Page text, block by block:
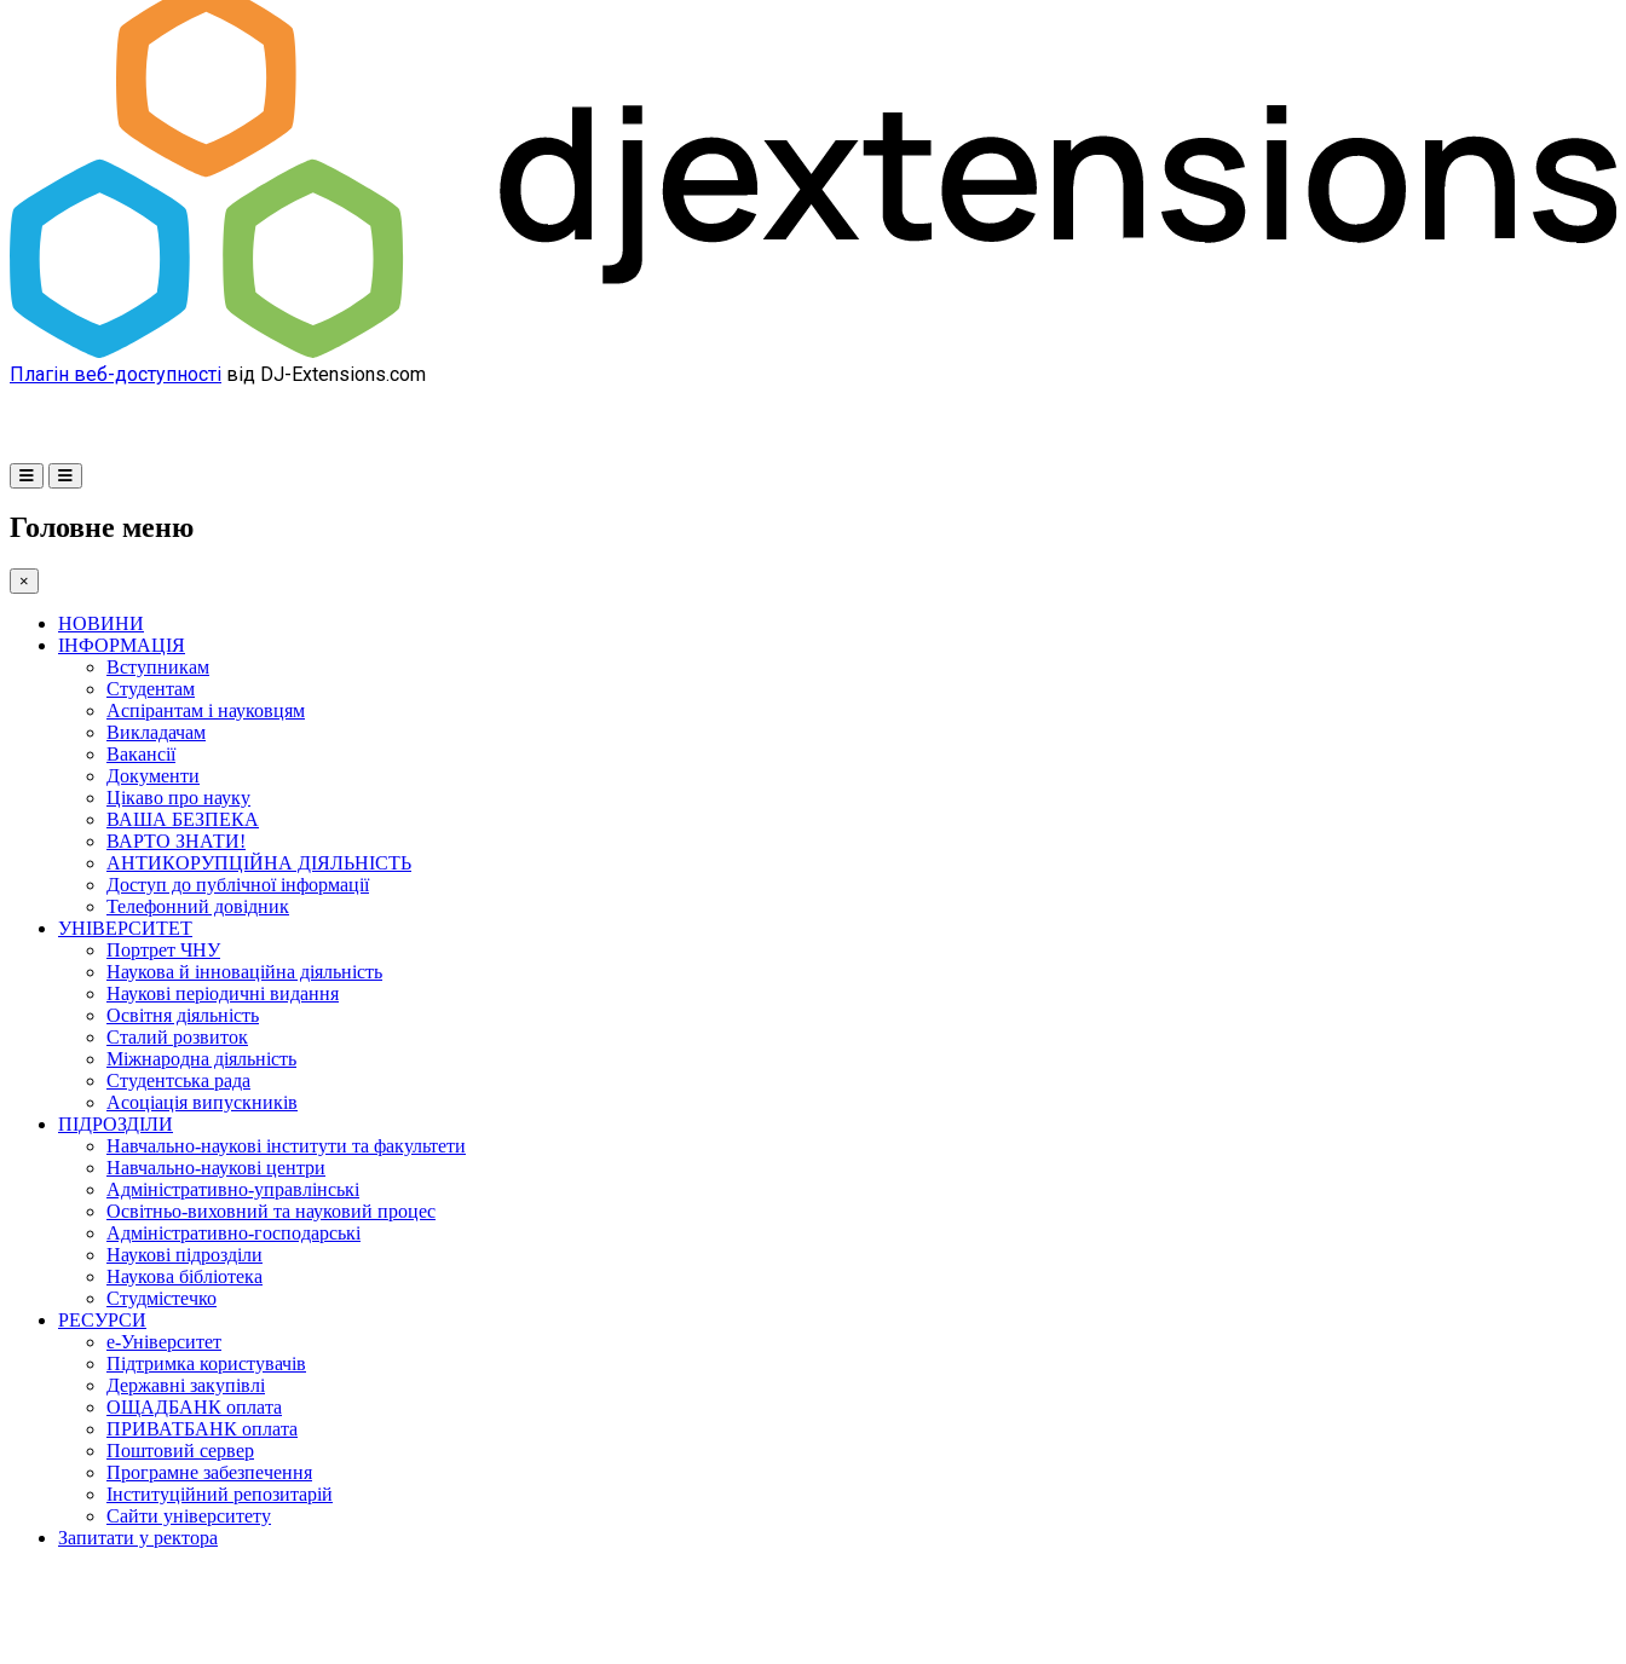
Плагін веб-доступності від DJ-Extensions.com
Головне меню
×
НОВИНИ
ІНФОРМАЦІЯ
Вступникам
Студентам
Аспірантам і науковцям
Викладачам
Вакансії
Документи
Цікаво про науку
ВАША БЕЗПЕКА
ВАРТО ЗНАТИ!
АНТИКОРУПЦІЙНА ДІЯЛЬНІСТЬ
Доступ до публічної інформації
Телефонний довідник
УНІВЕРСИТЕТ
Портрет ЧНУ
Наукова й інноваційна діяльність
Наукові періодичні видання
Освітня діяльність
Сталий розвиток
Міжнародна діяльність
Студентська рада
Асоціація випускників
ПІДРОЗДІЛИ
Навчально-наукові інститути та факультети
Навчально-наукові центри
Адміністративно-управлінські
Освітньо-виховний та науковий процес
Адміністративно-господарські
Наукові підрозділи
Наукова бібліотека
Студмістечко
РЕСУРСИ
е-Університет
Підтримка користувачів
Державні закупівлі
ОЩАДБАНК оплата
ПРИВАТБАНК оплата
Поштовий сервер
Програмне забезпечення
Інституційний репозитарій
Сайти університету
Запитати у ректора